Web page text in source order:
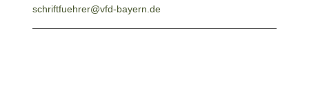
schriftfuehrer@vfd-bayern.de